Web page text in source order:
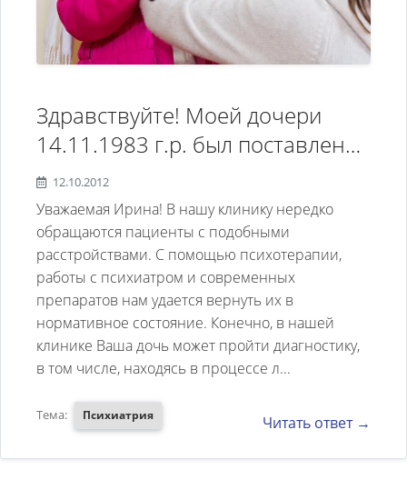
Здравствуйте! Моей дочери
14.11.1983 г.р. был поставлен
диагноз шизоаффективное
расстройство. 1-ый эпизод
произошёл в апреле 2005 года.
Приступы начинаются с
маниакального расстройства,
после 2-3 месяцев лечения
наступает депрессия, которая
продолжается также 2-3 месяца.
2-ой эпизод – в ноябре 2006
года, 3-ий – в марте 2010.
Между эпизодами болезни, она
12.10.2012
Уважаемая Ирина! В нашу клинику нередко
обращаются пациенты с подобными
расстройствами. С помощью психотерапии,
работы с психиатром и современных
препаратов нам удается вернуть их в
нормативное состояние. Конечно, в нашей
клинике Ваша дочь может пройти диагностику,
в том числе, находясь в процессе л...
Тема: Психиатрия Читать ответ →